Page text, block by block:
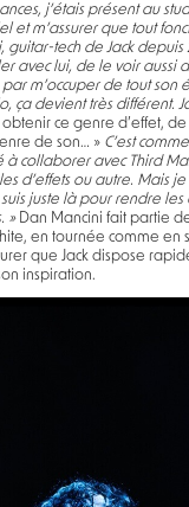
j’étais présent au
et m’assurer que tout
tech de Jack depuis
avec lui, de le voir aussi
par m’occuper de tout son
ça devient très différent.
ce genre d’effet,
de son… » C’est
à collaborer avec Third
d’effets ou autre. Mais je
juste là pour rendre les
»Dan Mancini fait partie
en tournée comme en
que Jack dispose
inspiration.